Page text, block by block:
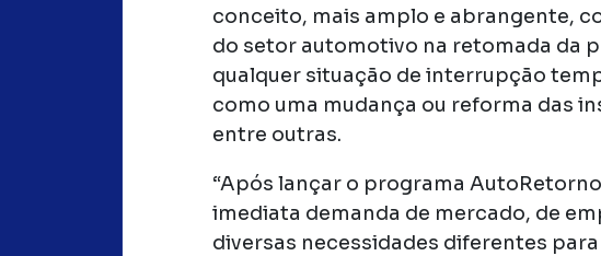
conceito, mais amplo e abrangente,
do setor automotivo na retomada da
qualquer situação de interrupção
como uma mudança ou reforma das
entre outras.
“Após lançar o programa
imediata demanda de mercado, de
diversas necessidades diferentes